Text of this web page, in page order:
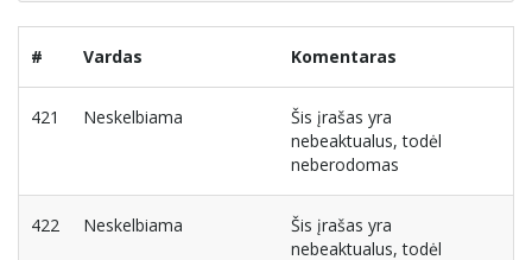
# Vardas Komentaras
421 Neskelbiama
Šis įrašas yra
nebeaktualus, todėl
neberodomas
422 Neskelbiama
Šis įrašas yra
nebeaktualus, todėl